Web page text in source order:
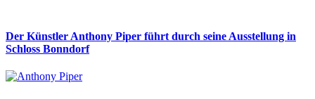
Der Künstler Anthony Piper führt durch seine Ausstellung in
Schloss Bonndorf